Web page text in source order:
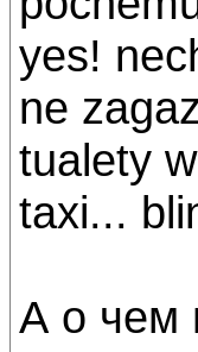
yes!
ne
tualety
taxi...
А о чем